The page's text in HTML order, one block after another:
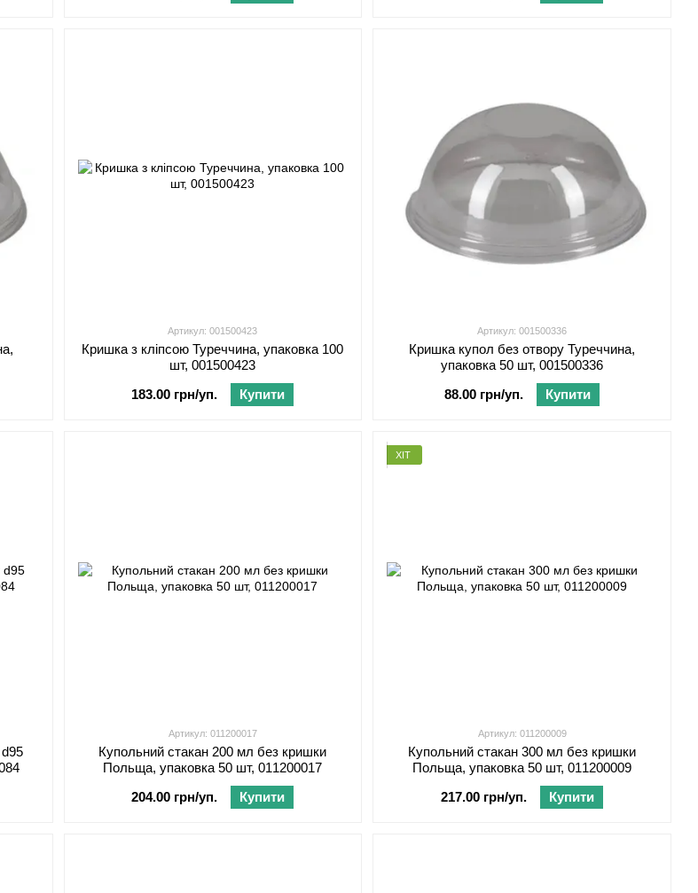
Артикул: 001500423
Кришка з кліпсою Туреччина, упаковка 100
шт, 001500423
183.00 грн/уп.
Купити
Артикул: 001500336
Кришка купол без отвору Туреччина,
упаковка 50 шт, 001500336
88.00 грн/уп.
Купити
Артикул: 011200017
Купольний стакан 200 мл без кришки
Польща, упаковка 50 шт, 011200017
204.00 грн/уп.
Купити
ХІТ
Артикул: 011200009
Купольний стакан 300 мл без кришки
Польща, упаковка 50 шт, 011200009
217.00 грн/уп.
Купити